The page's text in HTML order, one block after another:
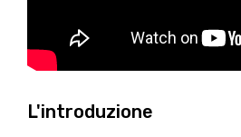
L'introduzione